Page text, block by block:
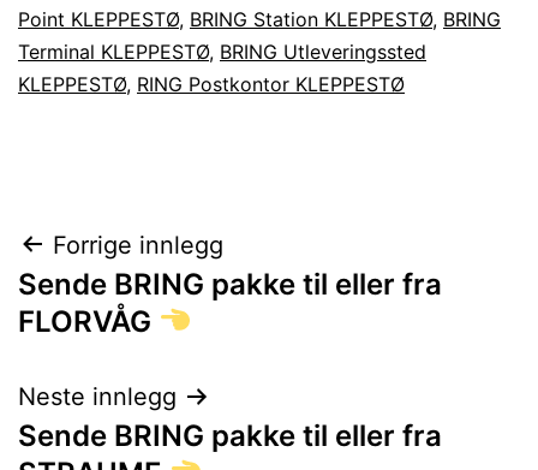
Point KLEPPESTØ, BRING Station KLEPPESTØ, BRING
Terminal KLEPPESTØ, BRING Utleveringssted
KLEPPESTØ, RING Postkontor KLEPPESTØ
Innleggsnavigasjon
Forrige innlegg
Sende BRING pakke til eller fra
FLORVÅG
Neste innlegg
Sende BRING pakke til eller fra